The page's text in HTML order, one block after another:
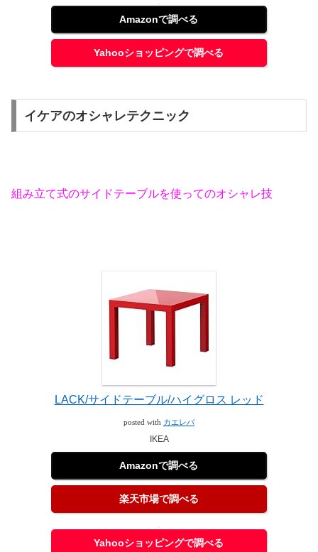
Amazonで調べる
Yahooショッピングで調べる
イケアのオシャレテクニック
組み立て式のサイドテーブルを使ってのオシャレ技
LACK/サイドテーブル/ハイグロス レッド
posted with カエレバ
IKEA
Amazonで調べる
楽天市場で調べる
Yahooショッピングで調べる